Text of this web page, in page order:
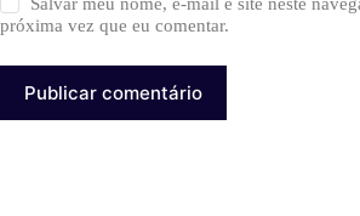
Salvar meu nome, e-mail e site neste
próxima vez que eu comentar.
Publicar comentário